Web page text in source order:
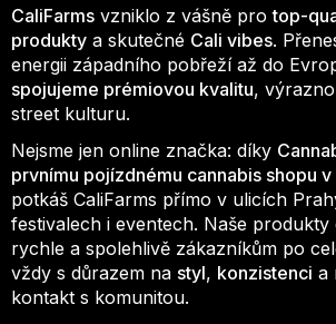
CaliFarms vzniklo z vášně protop-
produkty a skutečné Cali vibes.
energii západního pobřeží až do
spojujeme prémiovou kvalitu,
street kulturu.
Nejsme jen online značka: díky
prvnímu pojízdnému cannabis shopu
potkáš CaliFarms přímo v ulicích
festivalech i eventech. Naše produkty
rychle a spolehlivě zákazníkům po
vždy s důrazem na styl, konzistenci a
kontakt s komunitou.